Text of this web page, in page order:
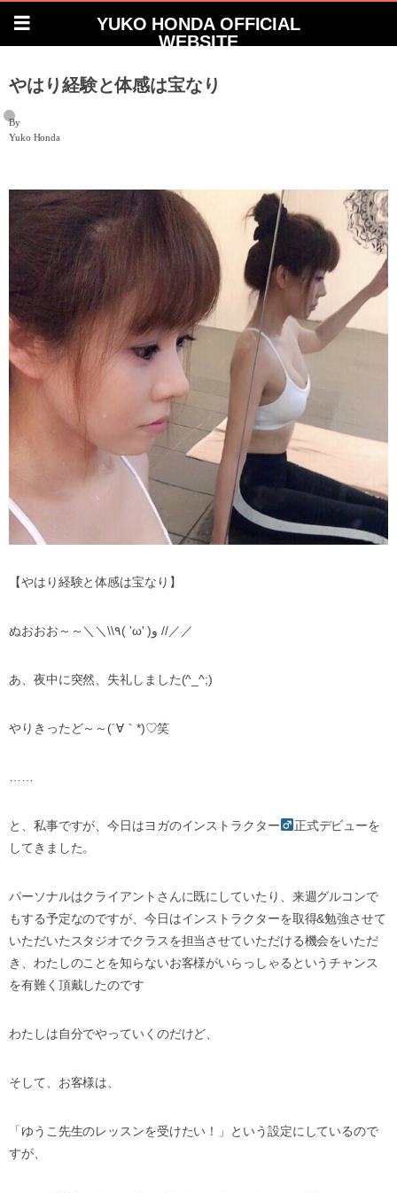
YUKO HONDA OFFICIAL
WEBSITE
やはり経験と体感は宝なり
By
Yuko Honda
【やはり経験と体感は宝なり】
ぬおおお～～＼＼\\٩( 'ω' )و //／／
あ、夜中に突然、失礼しました(^_^;)
やりきったど～～(´∀｀*)♡笑
と、私事ですが、今日はヨガのインストラクター‍
正式デビューを
してきました。
パーソナルはクライアントさんに既にしていたり、来週グルコンで
もする予定なのですが、今日はインストラクターを取得&勉強させて
いただいたスタジオでクラスを担当させていただける機会をいただ
き、わたしのことを知らないお客様がいらっしゃるというチャンス
を有難く頂戴したのです
わたしは自分でやっていくのだけど、
そして、お客様は、
「ゆうこ先生のレッスンを受けたい！」という設定にしているので
すが、